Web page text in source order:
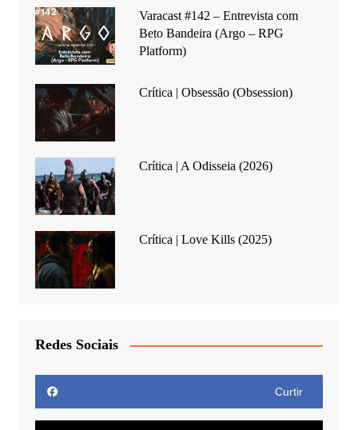
Varacast #142 – Entrevista com
Beto Bandeira (Argo – RPG
Platform)
Crítica | Obsessão (Obsession)
Crítica | A Odisseia (2026)
Crítica | Love Kills (2025)
Redes Sociais
Curtir